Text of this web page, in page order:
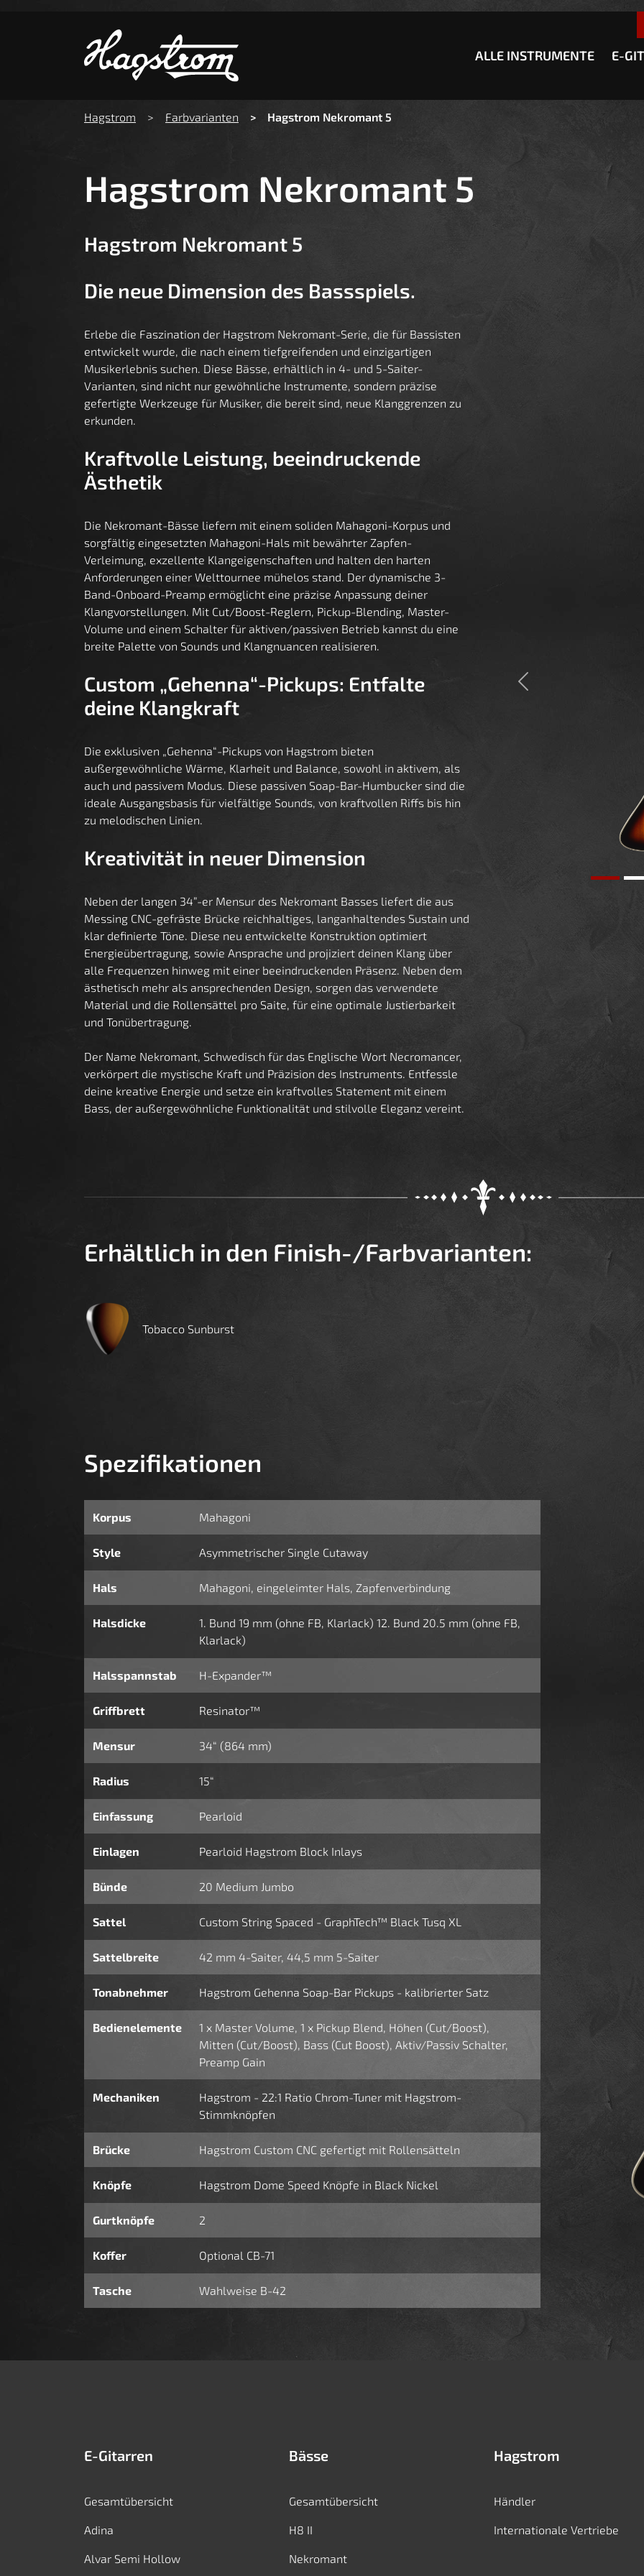
Zeige besser passende Version dieser SeiteDiese Meldung nicht
ALLE INSTRUMENTE E-
Hagstrom Farbvarianten Hagstrom Nekromant 5
Hagstrom Nekromant 5
Hagstrom Nekromant 5
Die neue Dimension des Bassspiels.
Erlebe die Faszination der Hagstrom Nekromant-Serie, die für Bassisten
entwickelt wurde, die nach einem tiefgreifenden und einzigartigen
Musikerlebnis suchen. Diese Bässe, erhältlich in 4- und 5-Saiter-
Varianten, sind nicht nur gewöhnliche Instrumente, sondern präzise
gefertigte Werkzeuge für Musiker, die bereit sind, neue Klanggrenzen zu
erkunden.
Kraftvolle Leistung, beeindruckende
Ästhetik
Die Nekromant-Bässe liefern mit einem soliden Mahagoni-Korpus und
sorgfältig eingesetzten Mahagoni-Hals mit bewährter Zapfen-
Verleimung, exzellente Klangeigenschaften und halten den harten
Anforderungen einer Welttournee mühelos stand. Der dynamische 3-
Band-Onboard-Preamp ermöglicht eine präzise Anpassung deiner
Klangvorstellungen. Mit Cut/Boost-Reglern, Pickup-Blending, Master-
Volume und einem Schalter für aktiven/passiven Betrieb kannst du eine
breite Palette von Sounds und Klangnuancen realisieren.
Custom „Gehenna“-Pickups: Entfalte
deine Klangkraft
Die exklusiven „Gehenna“-Pickups von Hagstrom bieten
außergewöhnliche Wärme, Klarheit und Balance, sowohl in aktivem, als
auch und passivem Modus. Diese passiven Soap-Bar-Humbucker sind die
ideale Ausgangsbasis für vielfältige Sounds, von kraftvollen Riffs bis hin
zu melodischen Linien.
Kreativität in neuer Dimension
Neben der langen 34”-er Mensur des Nekromant Basses liefert die aus
Messing CNC-gefräste Brücke reichhaltiges, langanhaltendes Sustain und
klar definierte Töne. Diese neu entwickelte Konstruktion optimiert
Energieübertragung, sowie Ansprache und projiziert deinen Klang über
alle Frequenzen hinweg mit einer beeindruckenden Präsenz. Neben dem
ästhetisch mehr als ansprechenden Design, sorgen das verwendete
Material und die Rollensättel pro Saite, für eine optimale Justierbarkeit
und Tonübertragung.
Der Name Nekromant, Schwedisch für das Englische Wort Necromancer,
verkörpert die mystische Kraft und Präzision des Instruments. Entfessle
deine kreative Energie und setze ein kraftvolles Statement mit einem
Bass, der außergewöhnliche Funktionalität und stilvolle Eleganz vereint.
Previous
Erhältlich in den Finish-/Farbvarianten:
Tobacco Sunburst
Spezifikationen
Korpus Mahagoni
Style Asymmetrischer Single Cutaway
Hals Mahagoni, eingeleimter Hals, Zapfenverbindung
Halsdicke
1. Bund 19 mm (ohne FB, Klarlack) 12. Bund 20.5 mm (ohne FB,
Klarlack)
Halsspannstab H-Expander™
Griffbrett Resinator™
Mensur 34“ (864 mm)
Radius 15“
Einfassung Pearloid
Einlagen Pearloid Hagstrom Block Inlays
Bünde 20 Medium Jumbo
Sattel Custom String Spaced - GraphTech™ Black Tusq XL
Sattelbreite 42 mm 4-Saiter, 44,5 mm 5-Saiter
Tonabnehmer Hagstrom Gehenna Soap-Bar Pickups - kalibrierter Satz
Bedienelemente
1 x Master Volume, 1 x Pickup Blend, Höhen (Cut/Boost),
Mitten (Cut/Boost), Bass (Cut Boost), Aktiv/Passiv Schalter,
Preamp Gain
Mechaniken
Hagstrom - 22:1 Ratio Chrom-Tuner mit Hagstrom-
Stimmknöpfen
Brücke Hagstrom Custom CNC gefertigt mit Rollensätteln
Knöpfe Hagstrom Dome Speed Knöpfe in Black Nickel
Gurtknöpfe 2
Koffer Optional CB-71
Tasche Wahlweise B-42
E-Gitarren
Gesamtübersicht
Adina
Alvar Semi Hollow
Bässe
Gesamtübersicht
H8 II
Nekromant
Hagstrom
Händler
Internationale Vertriebe